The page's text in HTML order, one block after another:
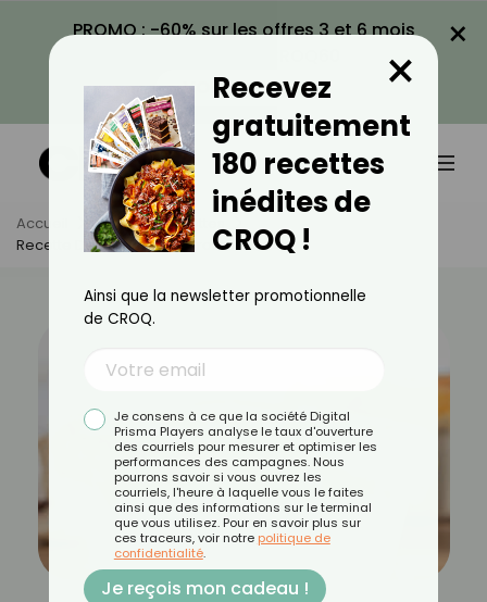
PROMO : -60% sur les offres 3 et 6 mois
VOIR LA PROMO
×
Accueil Actus
Recettes
Recette De Légumes En Croûte
Recevez
gratuitement
180 recettes
inédites de
CROQ !
×
Ainsi que la newsletter promotionnelle
de CROQ.
Je consens à ce que la société Digital
Prisma Players analyse le taux d'ouverture
des courriels pour mesurer et optimiser les
performances des campagnes. Nous
pourrons savoir si vous ouvrez les
courriels, l'heure à laquelle vous le faites
ainsi que des informations sur le terminal
que vous utilisez. Pour en savoir plus sur
ces traceurs, voir notre politique de
confidentialité.
Je reçois mon cadeau !